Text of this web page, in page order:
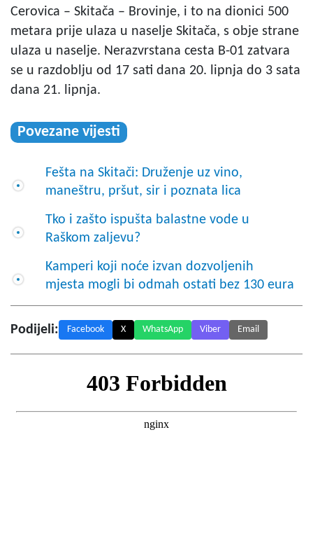
Cerovica – Skitača – Brovinje, i to na dionici 500
metara prije ulaza u naselje Skitača, s obje strane
ulaza u naselje. Nerazvrstana cesta B-01 zatvara
se u razdoblju od 17 sati dana 20. lipnja do 3 sata
dana 21. lipnja.
Povezane vijesti
Fešta na Skitači: Druženje uz vino,
maneštru, pršut, sir i poznata lica
Tko i zašto ispušta balastne vode u
Raškom zaljevu?
Kamperi koji noće izvan dozvoljenih
mjesta mogli bi odmah ostati bez 130 eura
Podijeli: Facebook X WhatsApp Viber Email